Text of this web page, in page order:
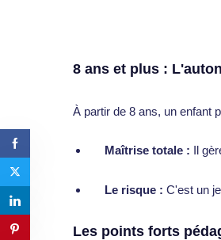
8 ans et plus :
À partir de 8 ans, un enfant
Maîtrise totale : Il
Le risque : C'est un
Les points forts